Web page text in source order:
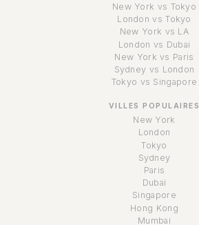
New York vs Tokyo
London vs Tokyo
New York vs LA
London vs Dubai
New York vs Paris
Sydney vs London
Tokyo vs Singapore
VILLES POPULAIRES
New York
London
Tokyo
Sydney
Paris
Dubai
Singapore
Hong Kong
Mumbai